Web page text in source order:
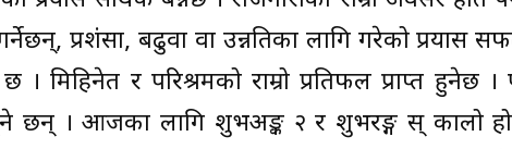
प्रशंसा, बढुवा वा उन्नतिका लागि गरेको प्रयास
मिहिनेत र परिश्रमको राम्रो प्रतिफल प्राप्त हुनेछ ।
छन् । आजका लागि शुभअङ्क २ र शुभरङ्ग स् कालो